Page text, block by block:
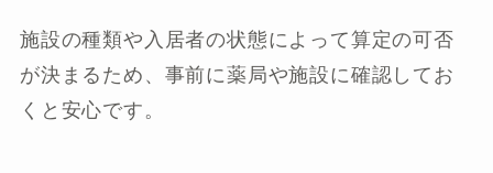
施設の種類や入居者の状態によって算定の可否
が決まるため、事前に薬局や施設に確認してお
くと安心です。